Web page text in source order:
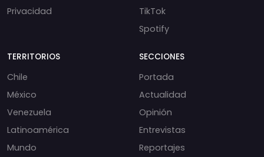
Privacidad
TikTok
Spotify
TERRITORIOS
Chile
México
Venezuela
Latinoamérica
Mundo
SECCIONES
Portada
Actualidad
Opinión
Entrevistas
Reportajes